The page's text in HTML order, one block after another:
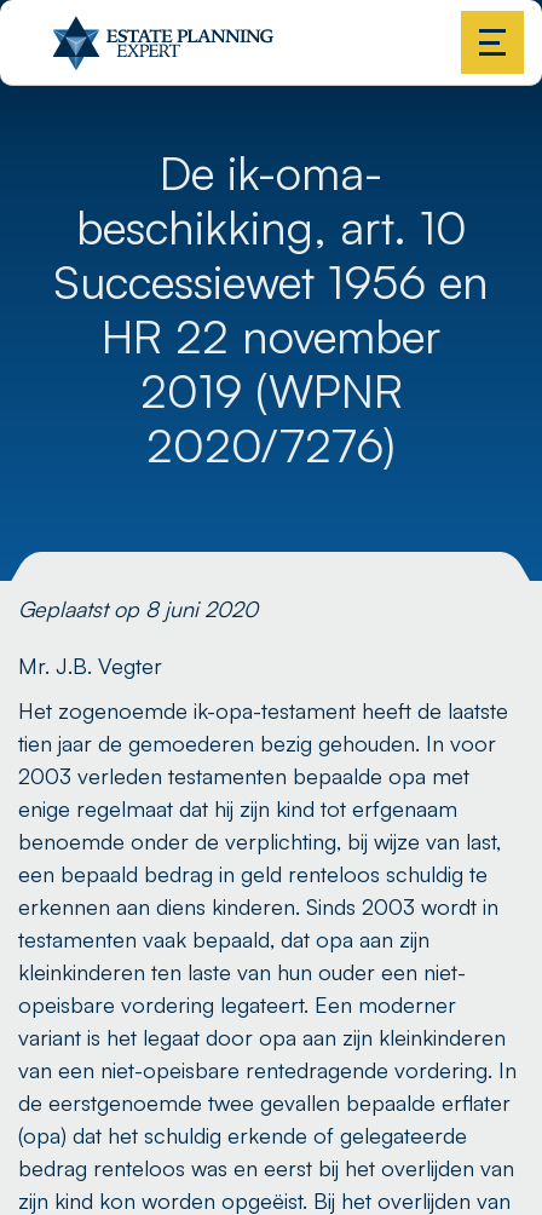
De ik-oma-
beschikking, art. 10
Successiewet 1956 en
HR 22 november
2019 (WPNR
2020/7276)
Geplaatst op 8 juni 2020
Mr. J.B. Vegter
Het zogenoemde ik-opa-testament heeft de laatste
tien jaar de gemoederen bezig gehouden. In voor
2003 verleden testamenten bepaalde opa met
enige regelmaat dat hij zijn kind tot erfgenaam
benoemde onder de verplichting, bij wijze van last,
een bepaald bedrag in geld renteloos schuldig te
erkennen aan diens kinderen. Sinds 2003 wordt in
testamenten vaak bepaald, dat opa aan zijn
kleinkinderen ten laste van hun ouder een niet-
opeisbare vordering legateert. Een moderner
variant is het legaat door opa aan zijn kleinkinderen
van een niet-opeisbare rentedragende vordering. In
de eerstgenoemde twee gevallen bepaalde erflater
(opa) dat het schuldig erkende of gelegateerde
bedrag renteloos was en eerst bij het overlijden van
zijn kind kon worden opgeëist. Bij het overlijden van